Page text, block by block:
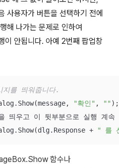
사용자가 버튼을 선택하기 전에
해 나가는 문제로 인하여
이 안됩니다. 아예 2번째 팝업창
를 띄워줍니다.
"확인" , "" );
띄우고 이 뒷부분으로 실행 계속
+
" 를
함수나